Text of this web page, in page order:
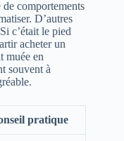
comportements
D’autres
c’était le pied
acheter un
muée en
souvent à
pratique